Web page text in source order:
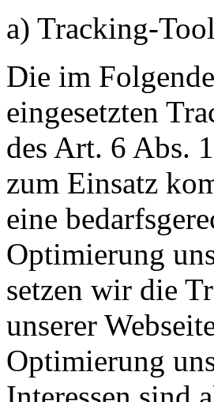
a) Tracking-
Die im
eingesetzten
des Art. 6 Abs.
zum Einsatz
eine
Optimierung
setzen wir die
unserer
Optimierung